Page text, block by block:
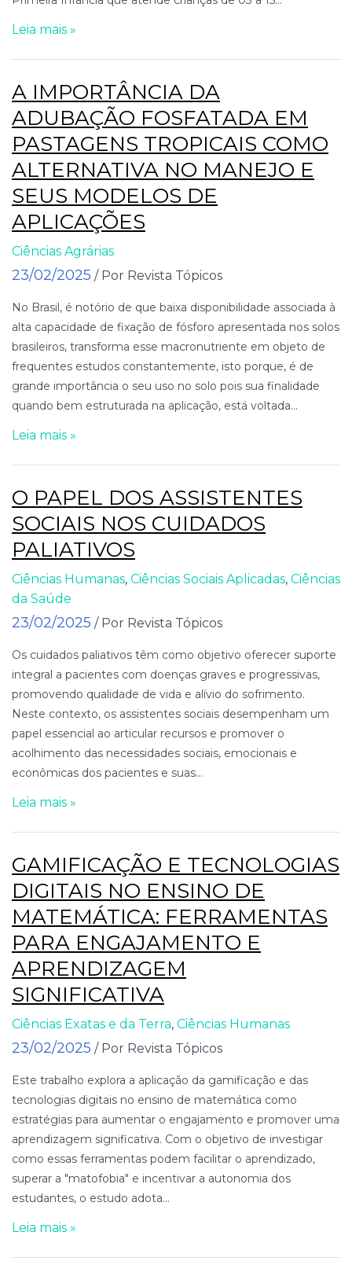
Leia mais »
A IMPORTÂNCIA DA
ADUBAÇÃO FOSFATADA EM
PASTAGENS TROPICAIS COMO
ALTERNATIVA NO MANEJO E
SEUS MODELOS DE
APLICAÇÕES
Ciências Agrárias
23/02/2025 / Por Revista Tópicos
No Brasil, é notório de que baixa disponibilidade associada à
alta capacidade de fixação de fósforo apresentada nos solos
brasileiros, transforma esse macronutriente em objeto de
frequentes estudos constantemente, isto porque, é de
grande importância o seu uso no solo pois sua finalidade
quando bem estruturada na aplicação, está voltada...
Leia mais »
O PAPEL DOS ASSISTENTES
SOCIAIS NOS CUIDADOS
PALIATIVOS
Ciências Humanas, Ciências Sociais Aplicadas, Ciências
da Saúde
23/02/2025 / Por Revista Tópicos
Os cuidados paliativos têm como objetivo oferecer suporte
integral a pacientes com doenças graves e progressivas,
promovendo qualidade de vida e alívio do sofrimento.
Neste contexto, os assistentes sociais desempenham um
papel essencial ao articular recursos e promover o
acolhimento das necessidades sociais, emocionais e
econômicas dos pacientes e suas...
Leia mais »
GAMIFICAÇÃO E TECNOLOGIAS
DIGITAIS NO ENSINO DE
MATEMÁTICA: FERRAMENTAS
PARA ENGAJAMENTO E
APRENDIZAGEM
SIGNIFICATIVA
Ciências Exatas e da Terra, Ciências Humanas
23/02/2025 / Por Revista Tópicos
Este trabalho explora a aplicação da gamificação e das
tecnologias digitais no ensino de matemática como
estratégias para aumentar o engajamento e promover uma
aprendizagem significativa. Com o objetivo de investigar
como essas ferramentas podem facilitar o aprendizado,
superar a "matofobia" e incentivar a autonomia dos
estudantes, o estudo adota...
Leia mais »